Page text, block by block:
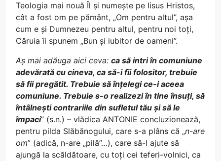
Teologia mai nouă Îl și numește pe Iisus Hristos,
cât a fost om pe pământ, „Om pentru altul”, așa
cum e și Dumnezeu pentru altul, pentru noi toți,
Căruia îi spunem „Bun și iubitor de oameni”.
Aș mai adăuga aici ceva: ca să intri în comuniune
adevărată cu cineva, ca să-i fii folositor, trebuie
să fii pregătit. Trebuie să înțelegi ce-i aceea
comuniune. Trebuie s-o realizezi în tine însuți, să
întâlnești contrariile din sufletul tău și să le
împaci” (s.n.) – vlădica ANTONIE concluzionează,
pentru pilda Slăbănogului, care s-a plâns că „n-are
om” (adică, n-are „pilă”…), care să-l ajute să
ajungă la scăldătoare, cu toți cei teferi-volnici, ca